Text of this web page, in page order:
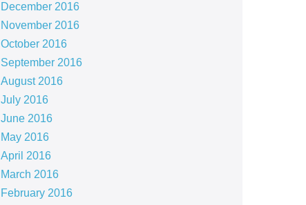
December 2016
November 2016
October 2016
September 2016
August 2016
July 2016
June 2016
May 2016
April 2016
March 2016
February 2016